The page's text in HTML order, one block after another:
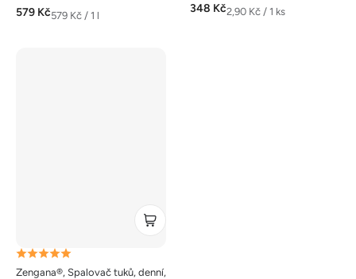
579 KčMěrná
579 Kč / 1 l
z
348 KčMěrná
2,90 Kč / 1 ks
Zengana®, Spalovač tuků, denní,
Průměrné